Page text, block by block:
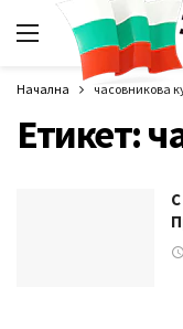
Начална часовникова
Етикет: